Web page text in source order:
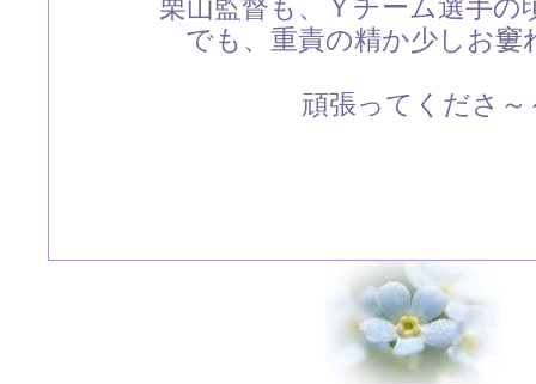
栗山監督も、Ｙチーム選手の
でも、重責の精か少しお窶
頑張ってくださ～